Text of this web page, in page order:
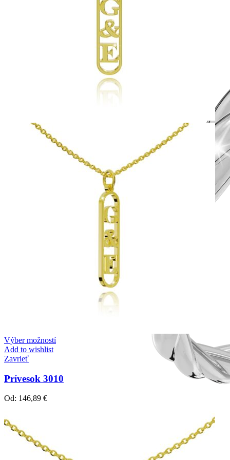
Výber možností
Add to wishlist
Zavrieť
Prívesok 3010
Od: 146,89 €